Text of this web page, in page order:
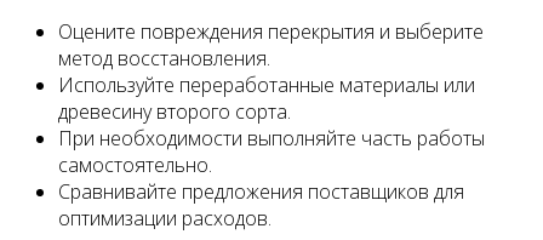
Оцените повреждения перекрытия и выберите
метод восстановления.
Используйте переработанные материалы или
древесину второго сорта.
При необходимости выполняйте часть работы
самостоятельно.
Сравнивайте предложения поставщиков для
оптимизации расходов.